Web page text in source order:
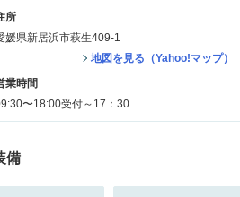
所
媛県新居浜市萩生409-1
地図を見る（Yahoo!マップ）
業時間
〜18:00受付～17：30
備